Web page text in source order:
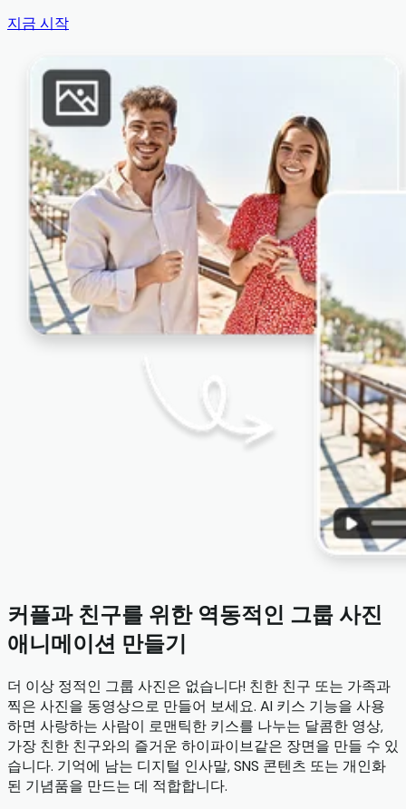
지금 시작
커플과 친구를 위한 역동적인 그룹 사진
애니메이션 만들기
더 이상 정적인 그룹 사진은 없습니다! 친한 친구 또는 가족과
찍은 사진을 동영상으로 만들어 보세요. AI 키스 기능을 사용
하면 사랑하는 사람이 로맨틱한 키스를 나누는 달콤한 영상,
가장 친한 친구와의 즐거운 하이파이브같은 장면을 만들 수 있
습니다. 기억에 남는 디지털 인사말, SNS 콘텐츠 또는 개인화
된 기념품을 만드는 데 적합합니다.